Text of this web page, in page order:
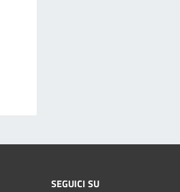
SEGUICI SU